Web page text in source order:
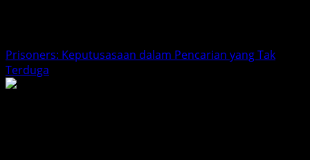
Prisoners: Keputusasaan dalam Pencarian yang Tak
Terduga